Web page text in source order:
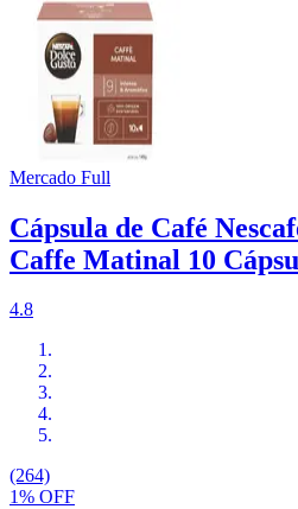
Mercado Full
Cápsula de Café
Caffe Matinal 10
4.8
(264)
1% OFF